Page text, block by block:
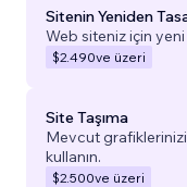
Sitenin Yeniden
Web siteniz için
$2.490ve üzeri
Site Taşıma
Mevcut
kullanın.
$2.500ve üzeri